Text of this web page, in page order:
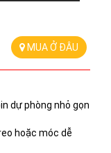
MUA Ở ĐÂU
dự phòng nhỏ gọn
hoặc móc dễ